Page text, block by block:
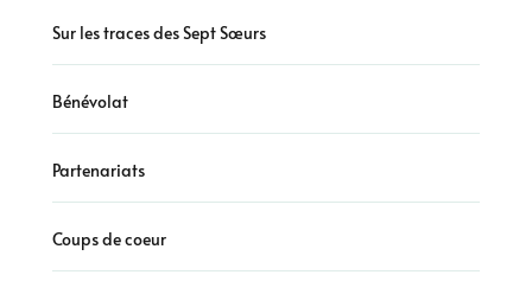
Sur les traces des Sept Sœurs
Bénévolat
Partenariats
Coups de coeur